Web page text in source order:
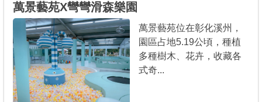
萬景藝苑X彎彎滑森樂園
萬景藝苑位在彰化溪州，
園區占地5.19公頃，種植
多種樹木、花卉，收藏各
式奇...